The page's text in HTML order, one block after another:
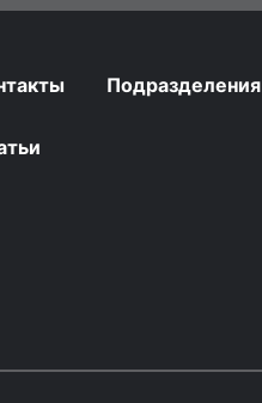
Подразделения